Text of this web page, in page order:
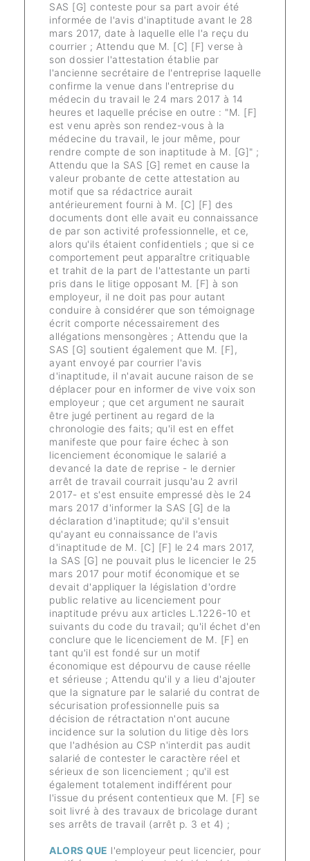
SAS [G] conteste pour sa part avoir été
informée de l'avis d'inaptitude avant le 28
mars 2017, date à laquelle elle l'a reçu du
courrier ; Attendu que M. [C] [F] verse à
son dossier l'attestation établie par
l'ancienne secrétaire de l'entreprise laquelle
confirme la venue dans l'entreprise du
médecin du travail le 24 mars 2017 à 14
heures et laquelle précise en outre : "M. [F]
est venu après son rendez-vous à la
médecine du travail, le jour même, pour
rendre compte de son inaptitude à M. [G]" ;
Attendu que la SAS [G] remet en cause la
valeur probante de cette attestation au
motif que sa rédactrice aurait
antérieurement fourni à M. [C] [F] des
documents dont elle avait eu connaissance
de par son activité professionnelle, et ce,
alors qu'ils étaient confidentiels ; que si ce
comportement peut apparaître critiquable
et trahit de la part de l'attestante un parti
pris dans le litige opposant M. [F] à son
employeur, il ne doit pas pour autant
conduire à considérer que son témoignage
écrit comporte nécessairement des
allégations mensongères ; Attendu que la
SAS [G] soutient également que M. [F],
ayant envoyé par courrier l'avis
d'inaptitude, il n'avait aucune raison de se
déplacer pour en informer de vive voix son
employeur ; que cet argument ne saurait
être jugé pertinent au regard de la
chronologie des faits; qu'il est en effet
manifeste que pour faire échec à son
licenciement économique le salarié a
devancé la date de reprise - le dernier
arrêt de travail courrait jusqu'au 2 avril
2017- et s'est ensuite empressé dès le 24
mars 2017 d'informer la SAS [G] de la
déclaration d'inaptitude; qu'il s'ensuit
qu'ayant eu connaissance de l'avis
d'inaptitude de M. [C] [F] le 24 mars 2017,
la SAS [G] ne pouvait plus le licencier le 25
mars 2017 pour motif économique et se
devait d'appliquer la législation d'ordre
public relative au licenciement pour
inaptitude prévu aux articles L.1226-10 et
suivants du code du travail; qu'il échet d'en
conclure que le licenciement de M. [F] en
tant qu'il est fondé sur un motif
économique est dépourvu de cause réelle
et sérieuse ; Attendu qu'il y a lieu d'ajouter
que la signature par le salarié du contrat de
sécurisation professionnelle puis sa
décision de rétractation n'ont aucune
incidence sur la solution du litige dès lors
que l'adhésion au CSP n'interdit pas audit
salarié de contester le caractère réel et
sérieux de son licenciement ; qu'il est
également totalement indifférent pour
l'issue du présent contentieux que M. [F] se
soit livré à des travaux de bricolage durant
ses arrêts de travail (arrêt p. 3 et 4) ;
ALORS QUE l'employeur peut licencier, pour